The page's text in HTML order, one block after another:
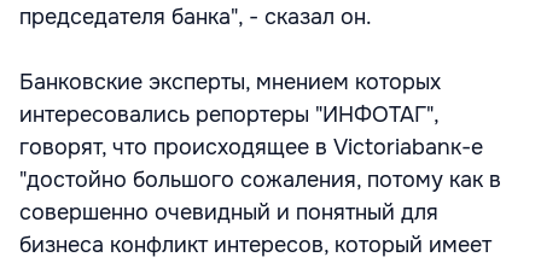
председателя банка", - сказал он.
Банковские эксперты, мнением которых
интересовались репортеры "ИНФОТАГ",
говорят, что происходящее в Victoriabanк-e
"достойно большого сожаления, потому как в
совершенно очевидный и понятный для
бизнеса конфликт интересов, который имеет